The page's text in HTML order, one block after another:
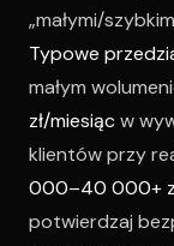
„małymi/
Typowe
małym
zł/miesiącw
klientów przy
000–40 000+
potwierdzaj